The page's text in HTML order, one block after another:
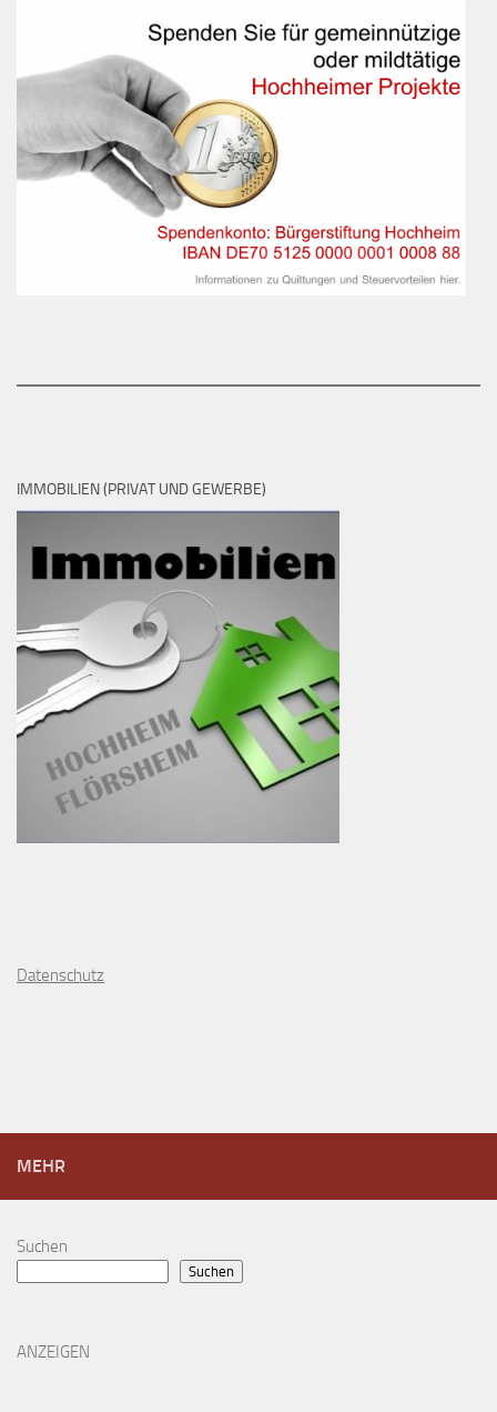
IMMOBILIEN (PRIVAT UND GEWERBE)
Datenschutz
MEHR
Suchen
Suchen
ANZEIGEN